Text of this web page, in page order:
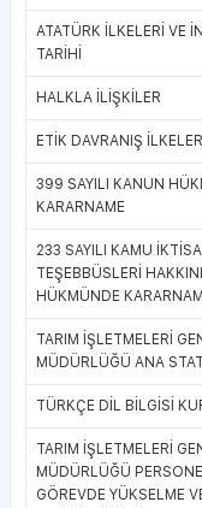
ATATÜRK İLKELERİ VE
TARİHİ
HALKLA İLİŞKİLER
ETİK DAVRANIŞ İLKELERİ
399 SAYILI KANUN
KARARNAME
233 SAYILI KAMU
TEŞEBBÜSLERİ
HÜKMÜNDE
TARIM İŞLETMELERİ
MÜDÜRLÜĞÜ ANA
TÜRKÇE DİL BİLGİSİ
TARIM İŞLETMELERİ
MÜDÜRLÜĞÜ
GÖREVDE YÜKSELME